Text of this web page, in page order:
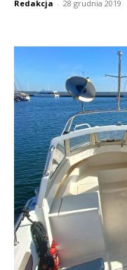
Redakcja - 28 grudnia 2019